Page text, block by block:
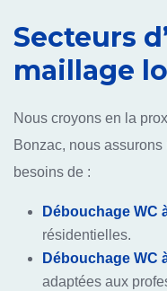
Secteurs
maillage
Nous croyons en la
Bonzac, nous
besoins de :
Débouchage WC
résidentielles.
Débouchage WC
adaptées aux